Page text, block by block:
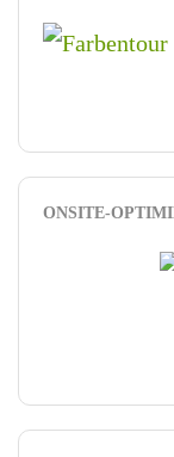
ONSITE-